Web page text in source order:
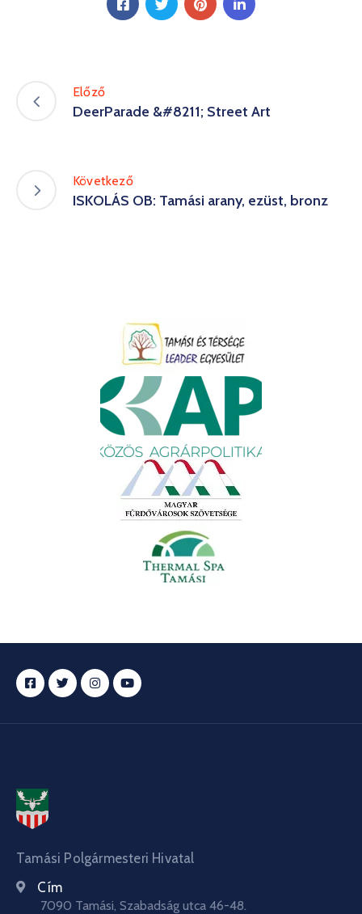
Előző
DeerParade &#8211; Street Art
Következő
ISKOLÁS OB: Tamási arany, ezüst, bronz
Tamási Polgármesteri Hivatal
Cím
7090 Tamási, Szabadság utca 46-48.